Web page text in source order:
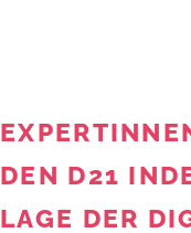
DEN D21
LAGE DER